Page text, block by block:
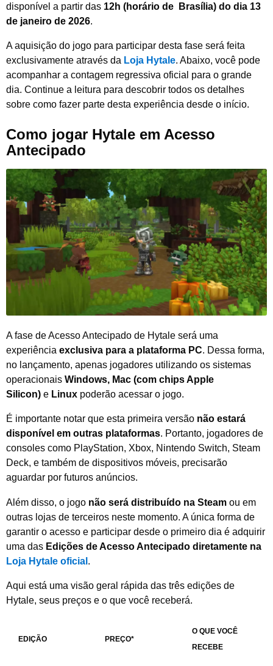
disponível a partir das 12h (horário de Brasília) do dia 13
de janeiro de 2026.
A aquisição do jogo para participar desta fase será feita
exclusivamente através da Loja Hytale. Abaixo, você pode
acompanhar a contagem regressiva oficial para o grande
dia. Continue a leitura para descobrir todos os detalhes
sobre como fazer parte desta experiência desde o início.
Como jogar Hytale em Acesso
Antecipado
A fase de Acesso Antecipado de Hytale será uma
experiência exclusiva para a plataforma PC. Dessa forma,
no lançamento, apenas jogadores utilizando os sistemas
operacionais Windows, Mac (com chips Apple
Silicon) e Linux poderão acessar o jogo.
É importante notar que esta primeira versão não estará
disponível em outras plataformas. Portanto, jogadores de
consoles como PlayStation, Xbox, Nintendo Switch, Steam
Deck, e também de dispositivos móveis, precisarão
aguardar por futuros anúncios.
Além disso, o jogo não será distribuído na Steam ou em
outras lojas de terceiros neste momento. A única forma de
garantir o acesso e participar desde o primeiro dia é adquirir
uma das Edições de Acesso Antecipado diretamente na
Loja Hytale oficial .
Aqui está uma visão geral rápida das três edições de
Hytale, seus preços e o que você receberá.
EDIÇÃO PREÇO*
O QUE VOCÊ
RECEBE